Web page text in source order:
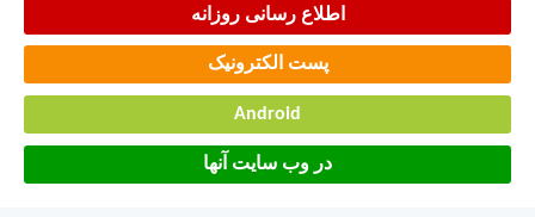
اطلاع رسانی روزانه
پست الکترونیک
Android
در وب سایت آنها